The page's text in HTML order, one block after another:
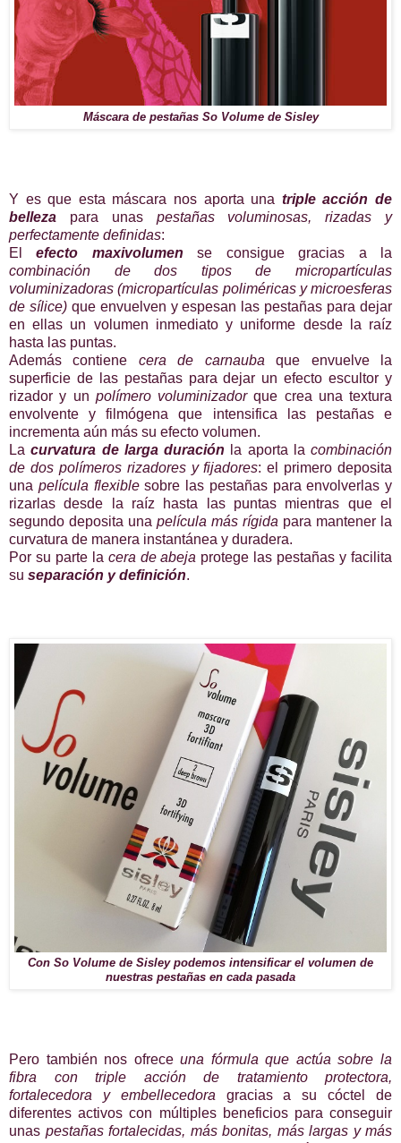
Máscara de pestañas So Volume de Sisley
Y es que esta máscara nos aporta una triple acción de
belleza para unas pestañas voluminosas, rizadas y
perfectamente definidas:
Elefecto maxivolumen se consigue gracias a la
combinación de dos tipos de micropartículas
voluminizadoras (micropartículas poliméricas y microesferas
de sílice)que envuelven y espesan las pestañas para dejar
en ellas un volumen inmediato y uniforme desde la raíz
hasta las puntas.
Además contiene cera de carnauba que envuelve la
superficie de las pestañas para dejar un efecto escultor y
rizador y un polímero voluminizadorque crea una textura
envolvente y filmógena que intensifica las pestañas e
incrementa aún más su efecto volumen.
Lacurvatura de larga duración la aporta la combinación
de dos polímeros rizadores y fijadores: el primero deposita
una película flexiblesobre las pestañas para envolverlas y
rizarlas desde la raíz hasta las puntas mientras que el
segundo deposita una película más rígida para mantener la
curvatura de manera instantánea y duradera.
Por su parte la cera de abeja protege las pestañas y facilita
su separación y definición.
Con So Volume de Sisley podemos intensificar el volumen de
nuestras pestañas en cada pasada
Pero también nos ofreceuna fórmula que actúa sobre la
fibra con triple acción de tratamiento protectora,
fortalecedora y embellecedora gracias a su cóctel de
diferentes activos con múltiples beneficios para conseguir
unas pestañas fortalecidas, más bonitas, más largas y más